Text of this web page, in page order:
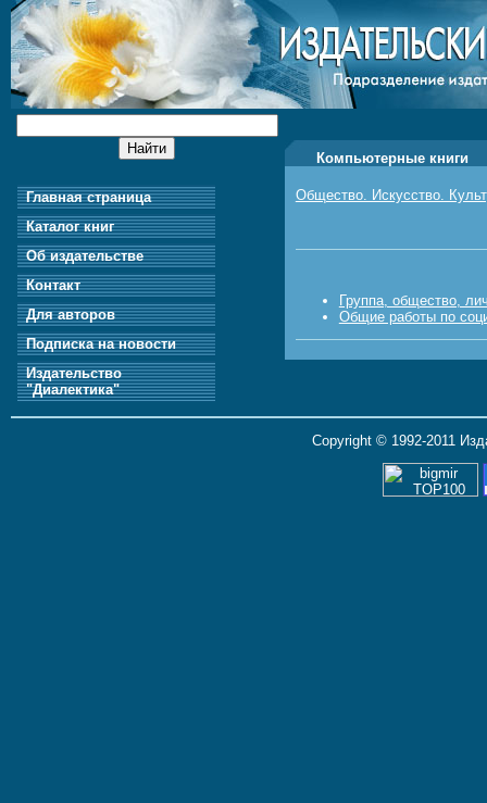
Главная страница
Каталог книг
Об издательстве
Контакт
Для авторов
Подписка на новости
Издательство
"Диалектика"
Компьютерные книги
Общество. Искусство.
Группа, общество,
Общие работы по
Copyright © 1992-2011